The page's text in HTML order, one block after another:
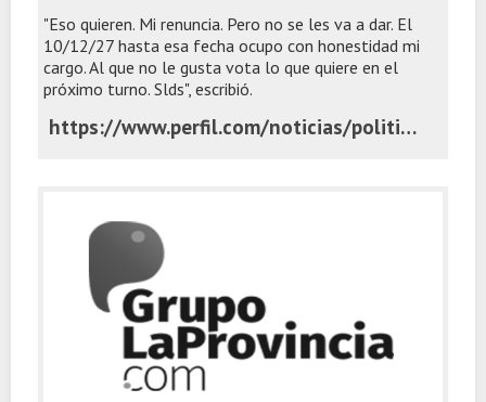
"Eso quieren. Mi renuncia. Pero no se les va a dar. El
10/12/27 hasta esa fecha ocupo con honestidad mi
cargo. Al que no le gusta vota lo que quiere en el
próximo turno. Slds", escribió.
https://www.perfil.com/noticias/politica/victoria-villarruel-dijo-que-el-gobierno-quiere-su-renuncia-pero-no-se-les-va-a-dar.phtml